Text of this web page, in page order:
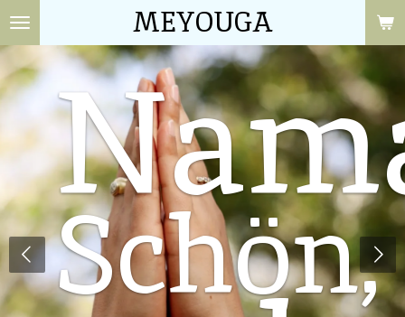
Zum
Hauptinhalt
springen
MEYOUGA
Schön,